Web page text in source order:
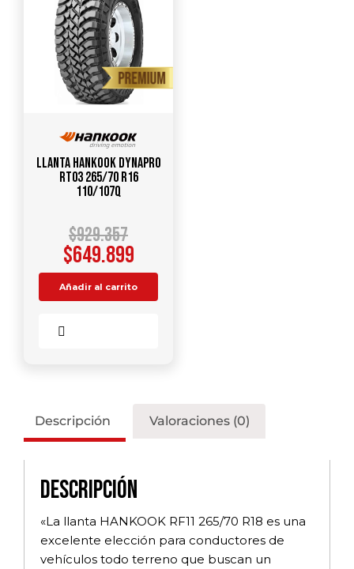
Llanta HANKOOK Dynapro
RT03 265/70 R16
110/107Q
$929.357
$649.899
Añadir al carrito
Descripción Valoraciones (0)
Descripción
«La llanta HANKOOK RF11 265/70 R18 es una
excelente elección para conductores de
vehículos todo terreno que buscan un